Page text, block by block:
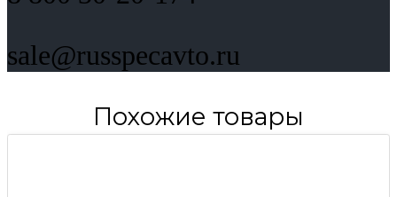
sale@russpecavto.ru
Похожие товары